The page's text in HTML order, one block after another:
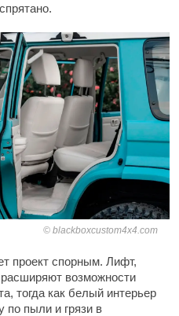
blackboxcustom4x4.com
проект спорным. Лифт,
возможности
тогда как белый интерьер
по пыли и грязи в